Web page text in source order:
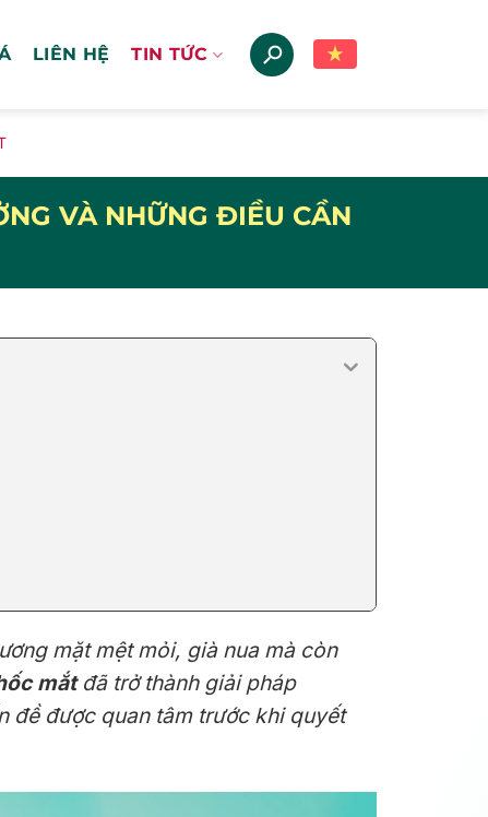
LIÊN HỆ TIN TỨC
VÀ NHỮNG ĐIỀU CẦN
mặt mệt mỏi, già nua mà còn
mắtđã trở thành giải pháp
đề được quan tâm trước khi quyết